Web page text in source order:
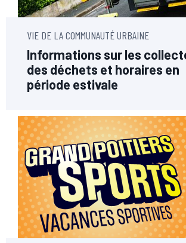
VIE DE LA COMMUNAUTÉ URBAINE
Informations sur les
des déchets et horaires en
période estivale